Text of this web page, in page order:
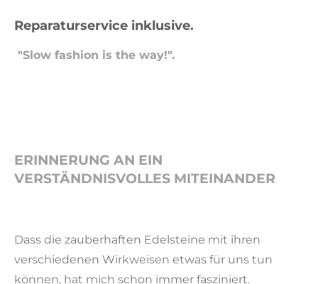
Reparaturservice inklusive.
"Slow fashion is the way!".
ERINNERUNG AN EIN
VERSTÄNDNISVOLLES MITEINANDER
Dass die zauberhaften Edelsteine mit ihren
verschiedenen Wirkweisen etwas für uns tun
können, hat mich schon immer fasziniert.